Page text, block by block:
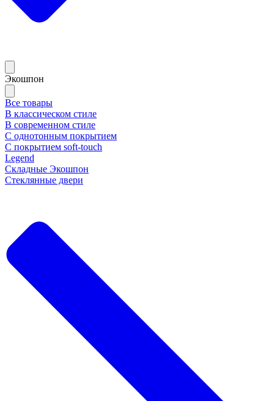
Экошпон
Все товары
В классическом стиле
В современном стиле
С однотонным покрытием
С покрытием soft-touch
Legend
Складные Экошпон
Стеклянные двери